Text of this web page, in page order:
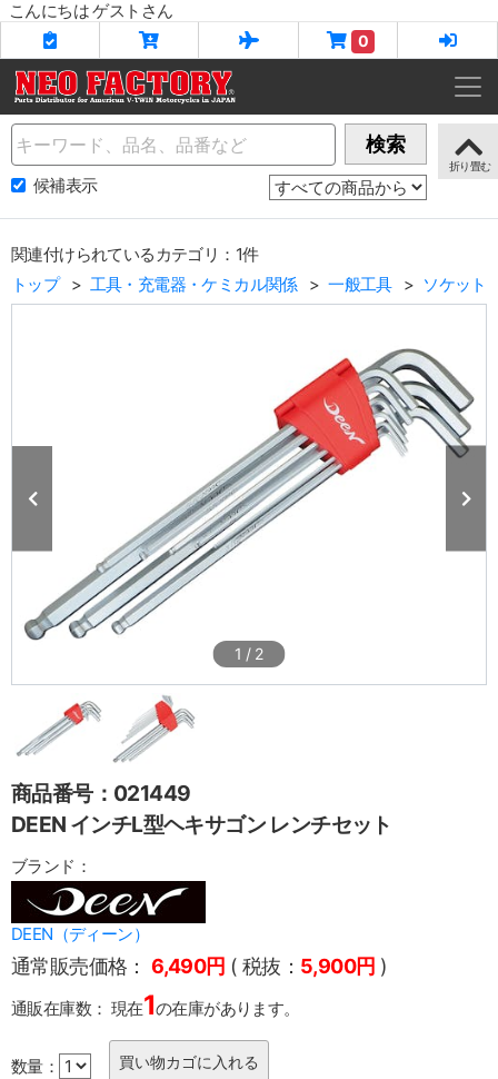
こんにちは ゲストさん
0
Name 検索
候補表示
関連付けられているカテゴリ：1件
トップ
工具・充電器・ケミカル関係 一般工具 ソケット
1 / 2
商品番号：021449
DEEN インチL型ヘキサゴン レンチセット
ブランド：
DEEN（ディーン）
通常販売価格： 6,490円 ( 税抜： 5,900円 )
通販在庫数： 現在1の在庫があります。
数量：